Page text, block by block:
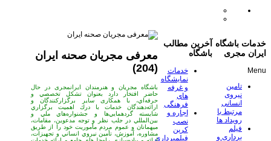
معرفی مجریان صحنه ایران
(204)
باشگاه مجریان و هنرمندان ایرانمجری در حال
حاضر افتخار دارد بعنوان تشكل تخصصي و
حرفه‌اي، با همکاری سایر برگزاركنندگان و
ارائه‌دهندگان خدمات با درك اهميت برگزاري
شايسته گردهمايي‌ها و جشنواره‌هاي ملي و
بين‌المللي در جلب نظر و توجه مدعوين، مقامات،
میهمانان و عموم مردم مأموريت خود را از طريق
مشاوره‌، آموزش، تأمين نيروي انساني و تجهيزات،
آخرین مطالب
باشگاه
خدمات
نمایشگاه
و غرفه
های
فرهنگی
اجاره و
نصب
کرین
فیلمبرداری
خدمات باشگاه
ایران مجری
Menu
تامین
نیروی
انسانی
مرتبط با
رویداد ها
فیلم
برداری و